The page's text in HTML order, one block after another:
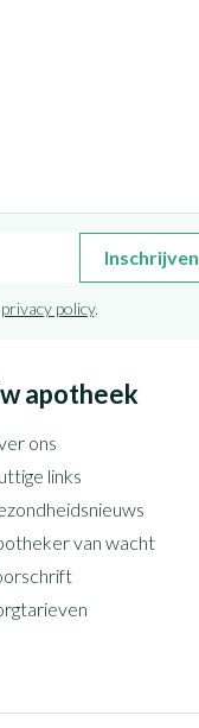
Inschrijven
privacy policy.
apotheek
ons
links
van wacht